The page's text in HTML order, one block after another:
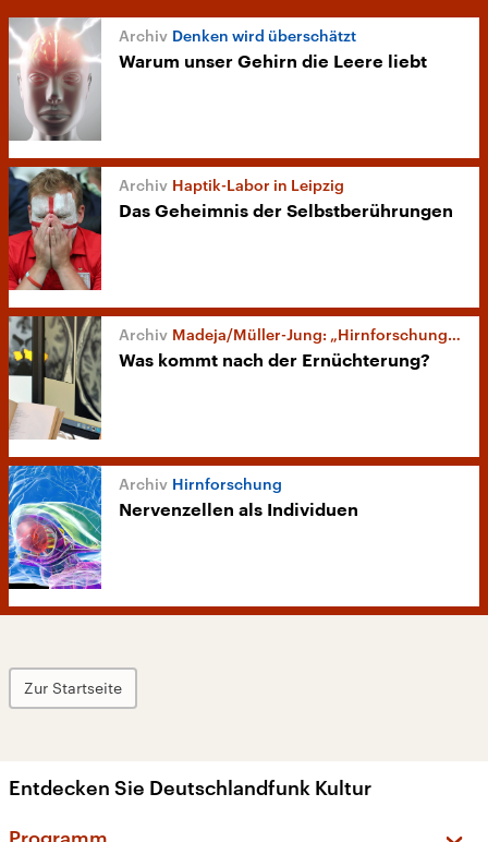
Denken wird überschätzt
Warum unser Gehirn die Leere liebt
Haptik-Labor in Leipzig
Das Geheimnis der Selbstberührungen
Madeja/Müller-Jung: „Hirnforschung. Was kann sie wirklich?“
Was kommt nach der Ernüchterung?
Hirnforschung
Nervenzellen als Individuen
Zur Startseite
Entdecken Sie Deutschlandfunk Kultur